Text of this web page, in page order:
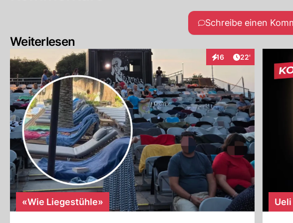
Schreibe einen
Weiterlesen
16
InteraktionenArtikel
22'
«Wie Liegestühle»